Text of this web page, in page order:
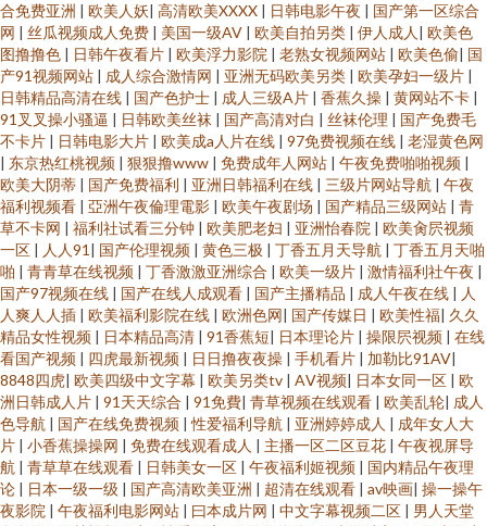
合免费亚洲 | 欧美人妖| 高清欧美XXXX | 日韩电影午夜 | 国产第一区综合
网 | 丝瓜视频成人免费 | 美国一级AV | 欧美自拍另类 | 伊人成人 | 欧美色
图撸撸色 | 日韩午夜看片 | 欧美浮力影院 | 老熟女视频网站 | 欧美色偷| 国
产91视频网站 | 成人综合激情网 | 亚洲无码欧美另类 | 欧美孕妇一级片 |
日韩精品高清在线 | 国产色护士 | 成人三级A片 | 香蕉久操 | 黄网站不卡 |
91叉叉操小骚逼 | 日韩欧美丝袜 | 国产高清对白 | 丝袜伦理 | 国产免费毛
不卡片 | 日韩电影大片 | 欧美成a人片在线 | 97免费视频在线 | 老湿黄色网
| 东京热红桃视频 | 狠狠撸www | 免费成年人网站 | 午夜免费啪啪视频 |
欧美大阴蒂 | 国产免费福利 | 亚洲日韩福利在线 | 三级片网站导航 | 午夜
福利视频看 | 亞洲午夜倫理電影 | 欧美午夜剧场 | 国产精品三级网站 | 青
草不卡网 | 福利社试看三分钟 | 欧美肥老妇 | 亚洲怡春院 | 欧美肏屄视频
一区 | 人人91 | 国产伦理视频 | 黄色三极 | 丁香五月天导航 | 丁香五月天啪
啪 | 青青草在线视频 | 丁香激激亚洲综合 | 欧美一级片 | 激情福利社午夜 |
国产97视频在线 | 国产在线人成观看 | 国产主播精品 | 成人午夜在线 | 人
人爽人人插 | 欧美福利影院在线 | 欧洲色网| 国产传媒日 | 欧美性福| 久久
精品女性视频 | 日本精品高清 | 91香蕉短| 日本理论片 | 操限屄视频 | 在线
看国产视频 | 四虎最新视频 | 日日撸夜夜操 | 手机看片 | 加勒比91AV|
8848四虎| 欧美四级中文字幕 | 欧美另类tv | AⅤ视频| 日本女同一区 | 欧
洲日韩成人片 | 91天天综合 | 91免費| 青草视频在线观看 | 欧美乱轮| 成人
色导航 | 国产在线免费视频 |性爱福利导航 | 亚洲婷婷成人 | 成年女人大
片 | 小香蕉操操网 | 免费在线观看成人 | 主播一区二区豆花 | 午夜视屏导
航 | 青草草在线观看 | 日韩美女一区 | 午夜福利姬视频 | 国内精品午夜理
论 | 日本一级一级 | 国产高清欧美亚洲 | 超清在线观看 | av映画| 操一操午
夜影院 | 午夜福利电影网站 | 曰本成片网 | 中文字幕视频二区 | 男人天堂